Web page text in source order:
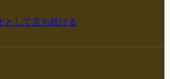
として立ち続ける